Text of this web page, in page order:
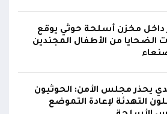
مواقع حوثية ويتصدى للمسيرات
داخل مخزن أسلحة حوثي يوقع
الضحايا من الأطفال المجندين
يحذر مجلس الأمن: الحوثيون
التهدئة لإعادة التموضع